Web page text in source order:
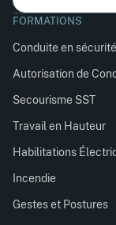
FORMATIONS
Conduite en
Autorisation de
Secourisme SST
Travail en Hauteur
Habilitations
Incendie
Gestes et Postures